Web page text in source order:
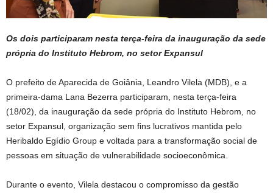
Os dois participaram nesta terça-feira da inauguração da sede
própria do Instituto Hebrom, no setor Expansul
O prefeito de Aparecida de Goiânia, Leandro Vilela (MDB), e a
primeira-dama Lana Bezerra participaram, nesta terça-feira
(18/02), da inauguração da sede própria do Instituto Hebrom, no
setor Expansul, organização sem fins lucrativos mantida pelo
Heribaldo Egídio Group e voltada para a transformação social de
pessoas em situação de vulnerabilidade socioeconômica.
Durante o evento, Vilela destacou o compromisso da gestão